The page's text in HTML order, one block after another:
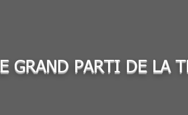
GRAND PARTI DE LA